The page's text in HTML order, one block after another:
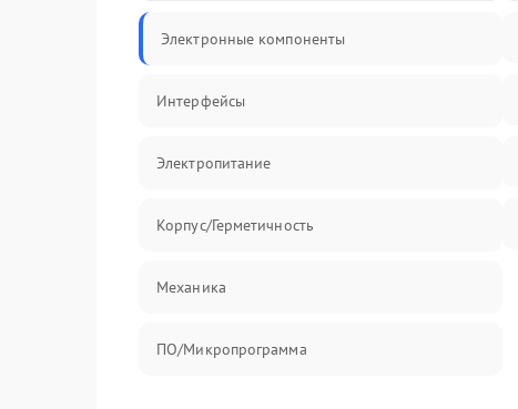
Электронные компоненты
Интерфейсы
Электропитание
Корпус/Герметичность
Механика
ПО/Микропрограмма